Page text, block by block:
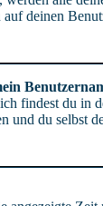
deinen
findest du in
und du selbst